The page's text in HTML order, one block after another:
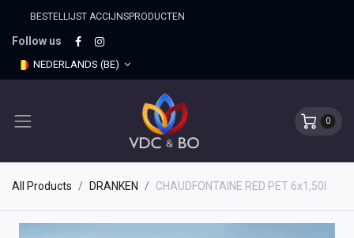
BESTELLIJST ACCIJNSPRO​DUCTEN
Follow us
NEDERLANDS (BE)
0
All Products DRANKEN CHAUDFONTAINE RED PET 6x1,50l